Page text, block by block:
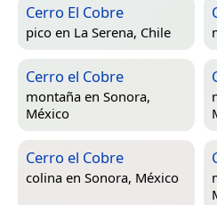
Cerro El Cobre
pico en La Serena, Chile
Cerro el Cobre
montaña en Sonora,
México
Cerro el Cobre
colina en Sonora, México